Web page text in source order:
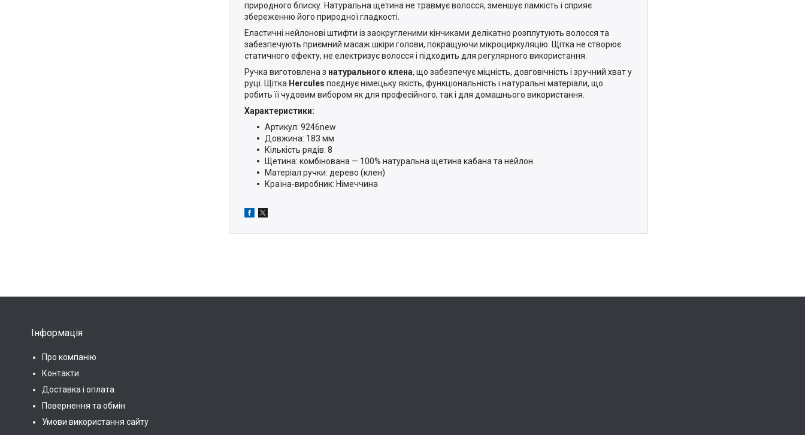
природного блиску. Натуральна щетина не травмує волосся, зменшує ламкість і сприяє
збереженню його природної гладкості.
Еластичні нейлонові штифти із заокругленими кінчиками делікатно розплутують волосся та
забезпечують приємний масаж шкіри голови, покращуючи мікроциркуляцію. Щітка не створює
статичного ефекту, не електризує волосся і підходить для регулярного використання.
Ручка виготовлена з натурального клена, що забезпечує міцність, довговічність і зручний хват у
руці. Щітка Hercules поєднує німецьку якість, функціональність і натуральні матеріали, що
робить її чудовим вибором як для професійного, так і для домашнього використання.
Характеристики:
Артикул: 9246new
Довжина: 183 мм
Кількість рядів: 8
Щетина: комбінована — 100% натуральна щетина кабана та нейлон
Матеріал ручки: дерево (клен)
Країна-виробник: Німеччина
Інформація
Про компанію
Контакти
Доставка і оплата
Повернення та обмін
Умови використання сайту